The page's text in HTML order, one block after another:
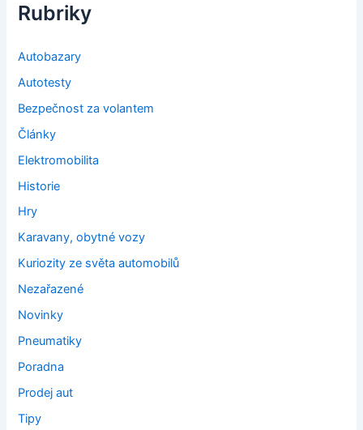
Rubriky
Autobazary
Autotesty
Bezpečnost za volantem
Články
Elektromobilita
Historie
Hry
Karavany, obytné vozy
Kuriozity ze světa automobilů
Nezařazené
Novinky
Pneumatiky
Poradna
Prodej aut
Tipy